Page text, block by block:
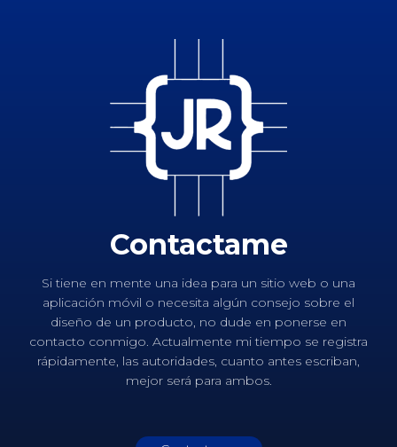
Contactame
Si tiene en mente una idea para un sitio web o una
aplicación móvil o necesita algún consejo sobre el
diseño de un producto, no dude en ponerse en
contacto conmigo. Actualmente mi tiempo se registra
rápidamente, las autoridades, cuanto antes escriban,
mejor será para ambos.